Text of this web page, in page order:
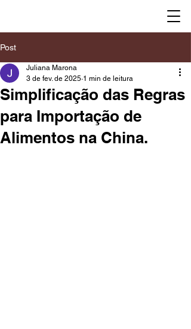
Post
Simplificação das Regras
para Importação de
Alimentos na China.
Juliana Marona
3 de fev. de 2025 1 min de leitura